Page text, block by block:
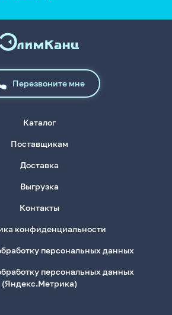
Перезвоните мне
Каталог
Поставщикам
Доставка
Выгрузка
Контакты
конфиденциальности
персональных данных
персональных данных
(Яндекс.Метрика)